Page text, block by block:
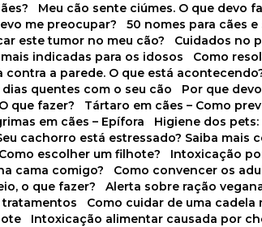
Meu cão sente ciúmes. O que devo
me preocupar?
50 nomes para cães
este tumor no meu cão?
Cuidados no
mais indicadas para os idosos
Como
contra a parede. O que está
dias quentes com o seu cão
Por que
que fazer?
Tártaro em cães – Como
em cães – Epífora
Higiene dos
Seu cachorro está estressado? Saiba mais
escolher um filhote?
Intoxicação
cama comigo?
Como convencer os
o que fazer?
Alerta sobre ração
tratamentos
Como cuidar de uma cadela
Intoxicação alimentar causada por